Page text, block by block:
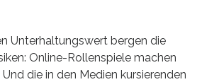
Unterhaltungswert bergen die
Online-Rollenspiele machen
die in den Medien kursierenden